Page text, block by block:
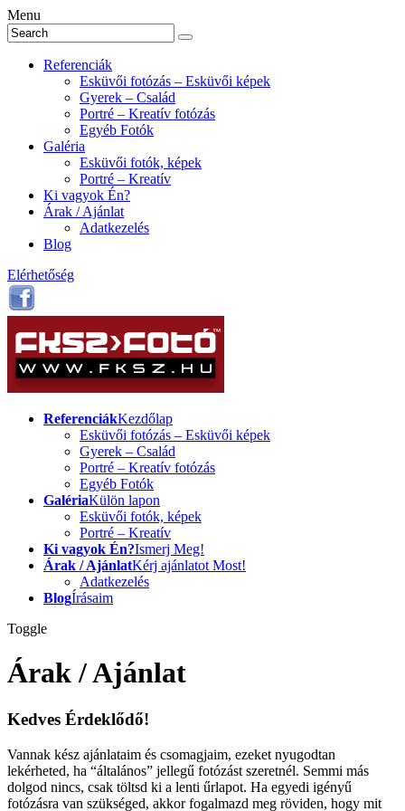
Menu
Referenciák
Esküvői fotózás – Esküvői képek
Gyerek – Család
Portré – Kreatív fotózás
Egyéb Fotók
Galéria
Esküvői fotók, képek
Portré – Kreatív
Ki vagyok Én?
Árak / Ajánlat
Adatkezelés
Blog
Elérhetőség
ReferenciákKezdőlap
Esküvői fotózás – Esküvői képek
Gyerek – Család
Portré – Kreatív fotózás
Egyéb Fotók
GalériaKülön lapon
Esküvői fotók, képek
Portré – Kreatív
Ki vagyok Én?Ismerj Meg!
Árak / AjánlatKérj ajánlatot Most!
Adatkezelés
BlogÍrásaim
Toggle
Árak / Ajánlat
Kedves Érdeklődő!
Vannak kész ajánlataim és csomagjaim, ezeket nyugodtan
lekérheted, ha “általános” jellegű fotózást szeretnél. Semmi más
dolgod nincs, csak töltsd ki a lenti űrlapot. Ha egyedi igényű
fotózásra van szükséged, akkor fogalmazd meg röviden, hogy mit